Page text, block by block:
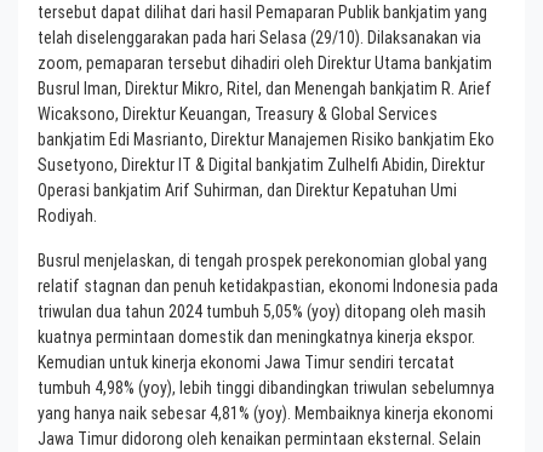
tersebut dapat dilihat dari hasil Pemaparan Publik bankjatim yang
telah diselenggarakan pada hari Selasa (29/10). Dilaksanakan via
zoom, pemaparan tersebut dihadiri oleh Direktur Utama bankjatim
Busrul Iman, Direktur Mikro, Ritel, dan Menengah bankjatim R. Arief
Wicaksono, Direktur Keuangan, Treasury & Global Services
bankjatim Edi Masrianto, Direktur Manajemen Risiko bankjatim Eko
Susetyono, Direktur IT & Digital bankjatim Zulhelfi Abidin, Direktur
Operasi bankjatim Arif Suhirman, dan Direktur Kepatuhan Umi
Rodiyah.
Busrul menjelaskan, di tengah prospek perekonomian global yang
relatif stagnan dan penuh ketidakpastian, ekonomi Indonesia pada
triwulan dua tahun 2024 tumbuh 5,05% (yoy) ditopang oleh masih
kuatnya permintaan domestik dan meningkatnya kinerja ekspor.
Kemudian untuk kinerja ekonomi Jawa Timur sendiri tercatat
tumbuh 4,98% (yoy), lebih tinggi dibandingkan triwulan sebelumnya
yang hanya naik sebesar 4,81% (yoy). Membaiknya kinerja ekonomi
Jawa Timur didorong oleh kenaikan permintaan eksternal. Selain